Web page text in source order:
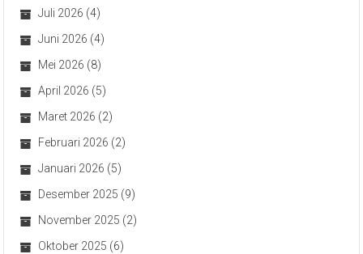
Juli 2026 (4)
Juni 2026 (4)
Mei 2026 (8)
April 2026 (5)
Maret 2026 (2)
Februari 2026 (2)
Januari 2026 (5)
Desember 2025 (9)
November 2025 (2)
Oktober 2025 (6)